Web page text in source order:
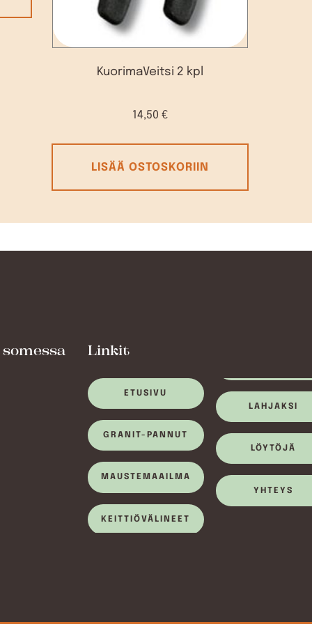
KuorimaVeitsi 2 kpl
14,50 €
LISÄÄ OSTOSKORIIN
Linkit
ETUSIVU
GRANIT-PANNUT
MAUSTEMAAILMA
KEITTIÖVÄLINEET
LAHJAKSI
LÖYTÖJÄ
YHTEYS